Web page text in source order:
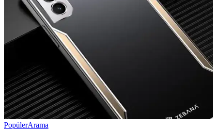
PopülerArama